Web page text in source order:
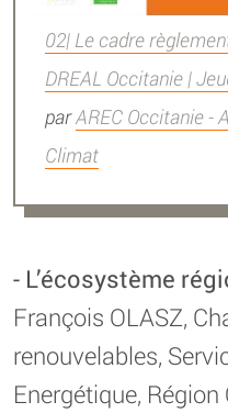
02| Le cadre
DREAL Occitanie |
parAREC Occitanie -
Climat
- L’écosystème
François OLASZ,
renouvelables,
Energétique,